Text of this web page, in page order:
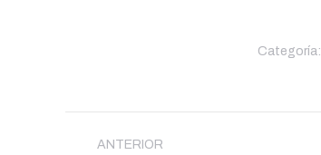
Categoría:
ANTERIOR